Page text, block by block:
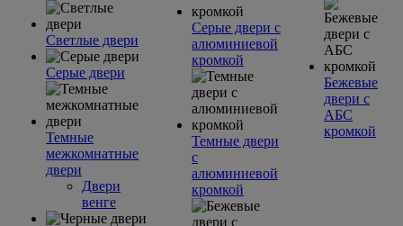
Светлые двери
Серые двери
Темные
межкомнатные
двери
Двери
венге
Серые двери с
алюминиевой
кромкой
Темные двери
с
алюминиевой
кромкой
Бежевые
двери с
АБС
кромкой